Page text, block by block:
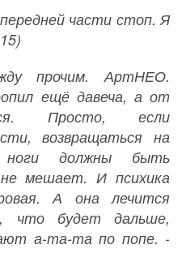
части стоп. Я
прочим. АртНЕО.
ещё давеча, а от
Просто, если
возвращаться на
должны быть
мешает. И психика
А она лечится
что будет дальше,
а-та-та по попе. -